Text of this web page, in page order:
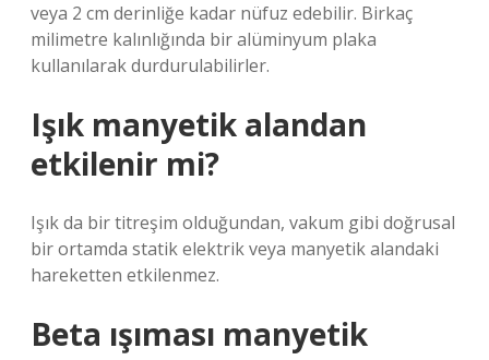
veya 2 cm derinliğe kadar nüfuz edebilir. Birkaç
milimetre kalınlığında bir alüminyum plaka
kullanılarak durdurulabilirler.
Işık manyetik alandan
etkilenir mi?
Işık da bir titreşim olduğundan, vakum gibi doğrusal
bir ortamda statik elektrik veya manyetik alandaki
hareketten etkilenmez.
Beta ışıması manyetik